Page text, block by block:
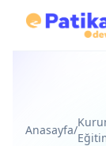
Anasayfa/